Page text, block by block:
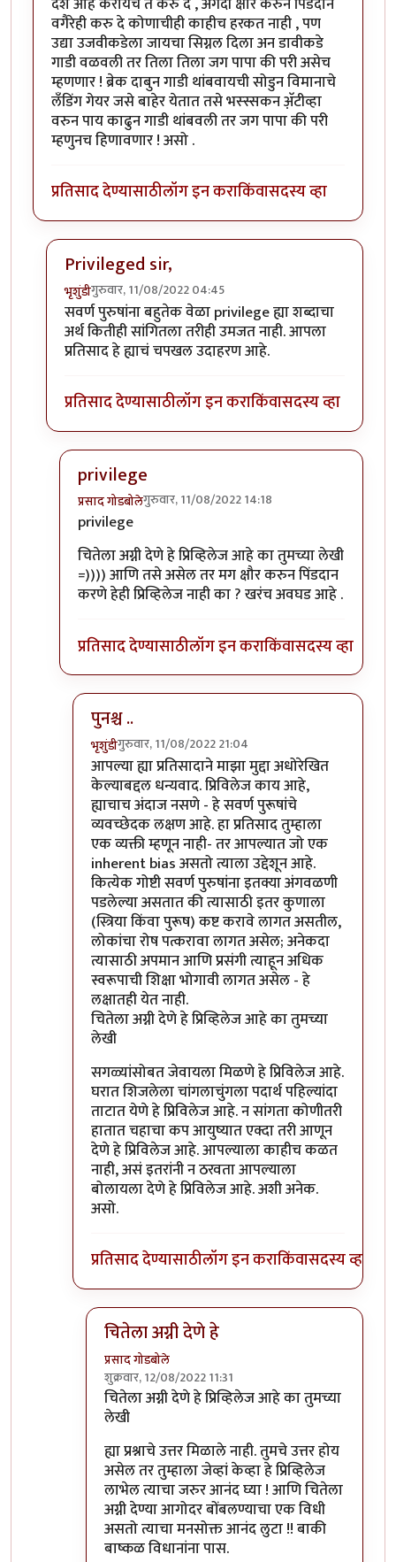
वगैरेही करु दे कोणाचीही काहीच हरकत नाही , पण
उद्या उजवीकडेला जायचा सिग्नल दिला अन डावीकडे
गाडी वळवली तर तिला तिला जग पापा की परी असेच
म्हणणार ! ब्रेक दाबुन गाडी थांबवायची सोडुन विमानाचे
लँडिंग गेयर जसे बाहेर येतात तसे भस्स्सकन अ‍ॅ़टीव्हा
वरुन पाय काढुन गाडी थांबवली तर जग पापा की परी
म्हणुनच हिणावणार ! असो .
प्रतिसाद देण्यासाठीलॉग इन कराकिंवासदस्य व्हा
Privileged sir,
भृशुंडीगुरुवार, 11/08/2022 04:45
In reply toउगाचचbyप्रसाद गोडबोले
सवर्ण पुरुषांना बहुतेक वेळा privilege ह्या शब्दाचा
अर्थ कितीही सांगितला तरीही उमजत नाही. आपला
प्रतिसाद हे ह्याचं चपखल उदाहरण आहे.
प्रतिसाद देण्यासाठीलॉग इन कराकिंवासदस्य व्हा
privilege
प्रसाद गोडबोलेगुरुवार, 11/08/2022 14:18
In reply to
privilege
चितेला अग्नी देणे हे प्रिव्हिलेज आहे का तुमच्या लेखी
=)))) आणि तसे असेल तर मग क्षौर करुन पिंडदान
करणे हेही प्रिव्हिलेज नाही का ? खरंच अवघड आहे .
प्रतिसाद देण्यासाठीलॉग इन कराकिंवासदस्य व्हा
पुनश्च ..
भृशुंडीगुरुवार, 11/08/2022 21:04
In reply toprivilegebyप्रसाद गोडबोले
आपल्या ह्या प्रतिसादाने माझा मुद्दा अधोरेखित
केल्याबद्दल धन्यवाद. प्रिविलेज काय आहे,
ह्याचाच अंदाज नसणे - हे सवर्ण पुरूषांचे
व्यवच्छेदक लक्षण आहे. हा प्रतिसाद तुम्हाला
एक व्यक्ती म्हणून नाही- तर आपल्यात जो एक
inherent bias असतो त्याला उद्देशून आहे.
कित्येक गोष्टी सवर्ण पुरुषांना इतक्या अंगवळणी
पडलेल्या असतात की त्यासाठी इतर कुणाला
(स्त्रिया किंवा पुरूष) कष्ट करावे लागत असतील,
लोकांचा रोष पत्करावा लागत असेल; अनेकदा
त्यासाठी अपमान आणि प्रसंगी त्याहून अधिक
स्वरूपाची शिक्षा भोगावी लागत असेल - हे
लक्षातही येत नाही.
चितेला अग्नी देणे हे प्रिव्हिलेज आहे का तुमच्या
लेखी
सगळ्यांसोबत जेवायला मिळणे हे प्रिविलेज आहे.
घरात शिजलेला चांगलाचुंगला पदार्थ पहिल्यांदा
ताटात येणे हे प्रिविलेज आहे. न सांगता कोणीतरी
हातात चहाचा कप आयुष्यात एक्दा तरी आणून
देणे हे प्रिविलेज आहे. आपल्याला काहीच कळत
नाही, असं इतरांनी न ठरवता आपल्याला
बोलायला देणे हे प्रिविलेज आहे. अशी अनेक.
असो.
प्रतिसाद देण्यासाठीलॉग इन कराकिंवासदस्य व्हा
चितेला अग्नी देणे हे
प्रसाद गोडबोले
शुक्रवार, 12/08/2022 11:31
In reply toपुनश्च ..byभृशुंडी
चितेला अग्नी देणे हे प्रिव्हिलेज आहे का तुमच्या
लेखी
ह्या प्रश्नाचे उत्तर मिळाले नाही. तुमचे उत्तर होय
असेल तर तुम्हाला जेव्हां केव्हा हे प्रिव्हिलेज
लाभेल त्याचा जरुर आनंद घ्या ! आणि चितेला
अग्नी देण्या आगोदर बोंबलण्याचा एक विधी
असतो त्याचा मनसोक्त आनंद लुटा !! बाकी
बाष्कळ विधानांना पास.